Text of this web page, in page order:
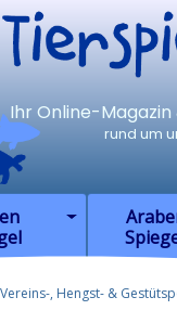
TierSpiegel
Ihr Online-
rund um
Vereins-, Hengst- &